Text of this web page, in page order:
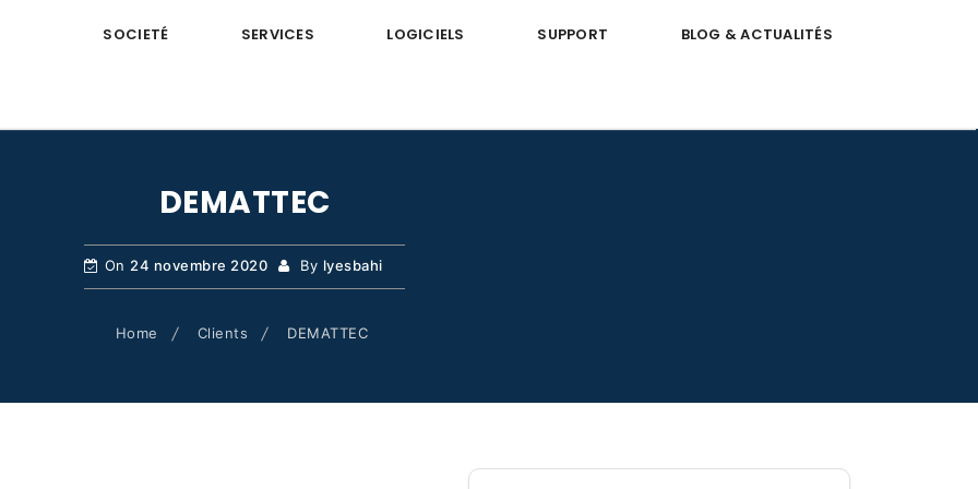
SOCIETÉ SERVICES LOGICIELS SUPPORT BLOG & ACTUALITÉS
DEMATTEC
On 24 novembre 2020 By lyesbahi
Home Clients DEMATTEC